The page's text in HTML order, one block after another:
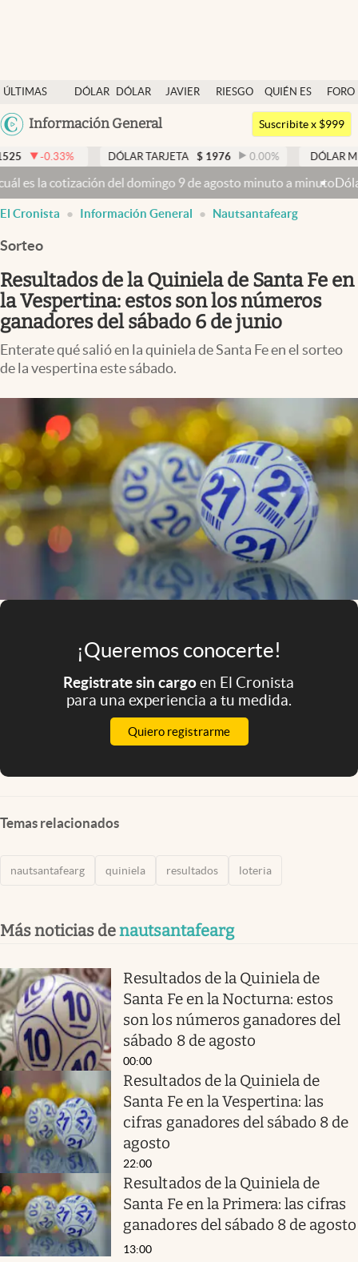
ÚLTIMAS
NOTICIAS
DÓLAR
DÓLAR
JAVIER
RIESGO
QUIÉN ES
QUIÉN
FORO
Argentina
México
Colombia
Información General
Dólar
Members
Economía y Política
Finanzas y Mercados
Mercados Online
Negocios
Columnistas
Otras secciones
Infotechnology
Clase
Clima
Mundial 2026
Eventos Corporativos
El Cronista Studio
Mediakit
Argentina
Suscribite x $999
DÓLAR TARJETA $ 1976 0.00 % DÓLAR MEP 1526,03
del domingo 9 de agosto minuto a minutoDólar hoy y dólar
El Cronista Información General Nautsantafearg
Sorteo
Resultados de la Quiniela de Santa Fe en
la Vespertina: estos son los números
ganadores del sábado 6 de junio
Enterate qué salió en la quiniela de Santa Fe en el sorteo
de la vespertina este sábado.
¡Queremos conocerte!
Registrate sin cargoen El Cronista
para una experiencia a tu medida.
Quiero registrarme
Temas relacionados
nautsantafearg quiniela resultados loteria
Más noticias denautsantafearg
Resultados de la Quiniela de
Santa Fe en la Nocturna: estos
son los números ganadores del
sábado 8 de agosto
00:00
Resultados de la Quiniela de
Santa Fe en la Vespertina: las
cifras ganadores del sábado 8 de
agosto
22:00
Resultados de la Quiniela de
Santa Fe en la Primera: las cifras
ganadores del sábado 8 de agosto
13:00